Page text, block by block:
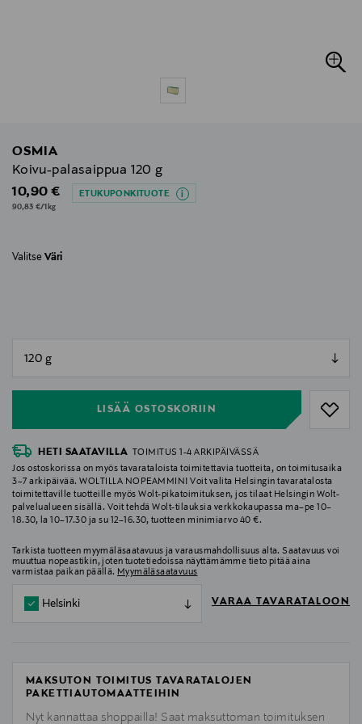
OSMIA
Koivu-palasaippua 120 g
Original Price
10,90 € ETUKUPONKITUOTE
90,83 €/1kg
Valitse Väri
LISÄÄ OSTOSKORIIN
null
HETI SAATAVILLA
TOIMITUS 1-4 ARKIPÄIVÄSSÄ
Jos ostoskorissa on myös tavarataloista toimitettavia tuotteita, on toimitusaika
3–7 arkipäivää. WOLTILLA NOPEAMMIN! Voit valita Helsingin tavaratalosta
toimitettaville tuotteille myös Wolt-pikatoimituksen, jos tilaat Helsingin Wolt-
palvelualueen sisällä. Voit tehdä Wolt-tilauksia verkkokaupassa ma–pe 10–
18.30, la 10–17.30 ja su 12–16.30, tuotteen minimiarvo 40 €.
Tarkista tuotteen myymäläsaatavuus ja varausmahdollisuus alta. Saatavuus voi
muuttua nopeastikin, joten tuotetiedoissa näyttämämme tieto pitää aina
varmistaa paikan päällä. Myymäläsaatavuus
Helsinki VARAA TAVARATALOON
MAKSUTON TOIMITUS TAVARATALOJEN
PAKETTIAUTOMAATTEIHIN
Nyt kannattaa shoppailla! Saat maksuttoman toimituksen